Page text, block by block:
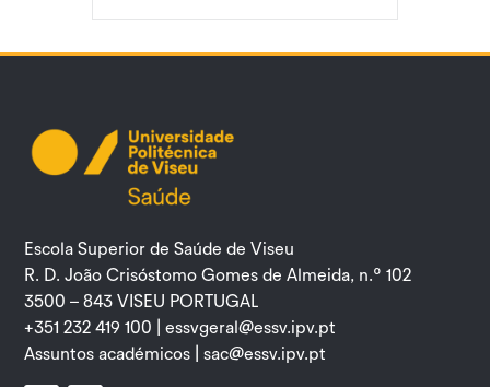
Escola Superior de Saúde de Viseu
R. D. João Crisóstomo Gomes de Almeida, n.º 102
3500 – 843 VISEU PORTUGAL
+351 232 419 100 |essvgeral@essv.ipv.pt
Assuntos académicos |sac@essv.ipv.pt